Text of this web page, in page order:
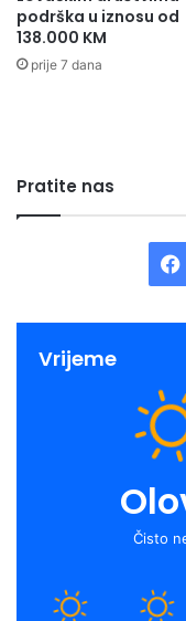
Đemal Memagić
podrška u iznosu od
138.000 KM
prije 7 dana
Pratite nas
Vrijeme
Čisto